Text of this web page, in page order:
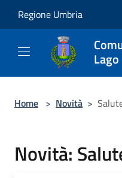
Regione Umbria
Lago
Home > Novità >
Novità: